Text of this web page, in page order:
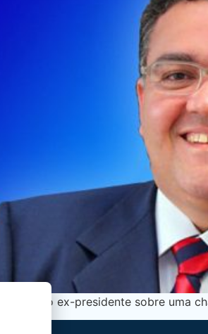
a tese do ex-presidente sobre uma